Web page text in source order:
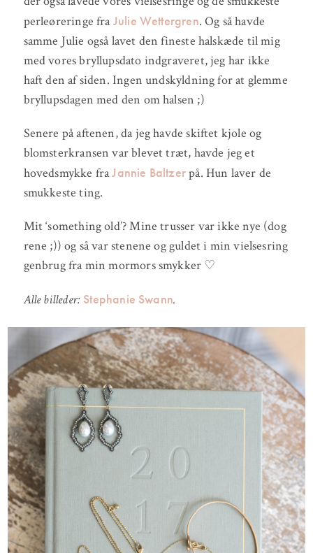
perleøreringe fraJulie Wettergren. Og så havde
samme Julie også lavet den fineste halskæde til mig
med vores bryllupsdato indgraveret, jeg har ikke
haft den af siden. Ingen undskyldning for at glemme
bryllupsdagen med den om halsen ;)
Senere på aftenen, da jeg havde skiftet kjole og
blomsterkransen var blevet træt, havde jeg et
hovedsmykke fraJannie Baltzerpå. Hun laver de
smukkeste ting.
Mit ‘something old’? Mine trusser var ikke nye (dog
rene ;)) og så var stenene og guldet i min vielsesring
genbrug fra min mormors smykker ♡
Alle billeder: Stephanie Swann.